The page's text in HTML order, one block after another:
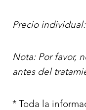
Precio
Nota: Por favor,
antes del
* Toda la
Aa
Dyslexia Friendly